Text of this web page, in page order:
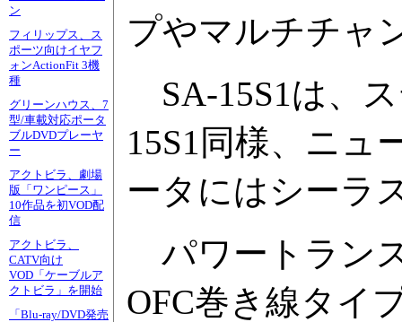
ン
フィリップス、ス
ポーツ向けイヤフ
ォンActionFit 3機
種
グリーンハウス、7
型/車載対応ポータ
ブルDVDプレーヤ
ー
アクトビラ、劇場
版「ワンピース」
10作品を初VOD配
信
アクトビラ、
CATV向け
VOD「ケーブルア
クトビラ」を開始
「Blu-ray/DVD発売
プやマルチチャ
SA-15S1は、
15S1同様、ニュ
ータにはシーラ
パワートラン
OFC巻き線タイ